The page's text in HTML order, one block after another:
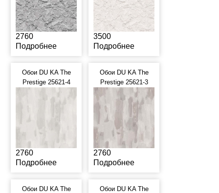
2760
Подробнее
3500
Подробнее
Обои DU KA The
Prestige 25621-4
2760
Подробнее
Обои DU KA The
Prestige 25621-3
2760
Подробнее
Обои DU KA The
Обои DU KA The